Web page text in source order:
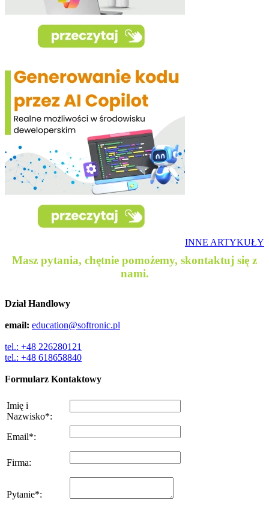
INNE ARTYKUŁY
Masz pytania, chętnie pomożemy, skontaktuj się z
nami.
Dział Handlowy
email: education@softronic.pl
tel.: +48 226280121
tel.: +48 618658840
Formularz Kontaktowy
Imię i
Nazwisko*:
Email*:
Firma:
Pytanie*: